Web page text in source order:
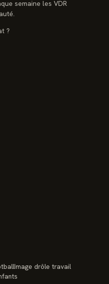
semaine les VDR
?
Image drôle travail